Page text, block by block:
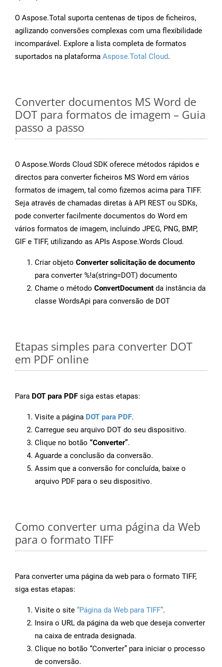
O Aspose.Total suporta centenas de tipos de ficheiros,
agilizando conversões complexas com uma flexibilidade
incomparável. Explore a lista completa de formatos
suportados na plataforma Aspose.Total Cloud.
Converter documentos MS Word de
DOT para formatos de imagem – Guia
passo a passo
O Aspose.Words Cloud SDK oferece métodos rápidos e
directos para converter ficheiros MS Word em vários
formatos de imagem, tal como fizemos acima para TIFF.
Seja através de chamadas diretas à API REST ou SDKs,
pode converter facilmente documentos do Word em
vários formatos de imagem, incluindo JPEG, PNG, BMP,
GIF e TIFF, utilizando as APIs Aspose.Words Cloud.
Criar objeto Converter solicitação de documento
para converter %!a(string=DOT) documento
Chame o método ConvertDocument da instância da
classe WordsApi para conversão de DOT
Etapas simples para converter DOT
em PDF online
Para DOT para PDF siga estas etapas:
Visite a página DOT para PDF.
Carregue seu arquivo DOT do seu dispositivo.
Clique no botão “Converter”.
Aguarde a conclusão da conversão.
Assim que a conversão for concluída, baixe o
arquivo PDF para o seu dispositivo.
Como converter uma página da Web
para o formato TIFF
Para converter uma página da web para o formato TIFF,
siga estas etapas:
Visite o site “Página da Web para TIFF”.
Insira o URL da página da web que deseja converter
na caixa de entrada designada.
Clique no botão “Converter” para iniciar o processo
de conversão.